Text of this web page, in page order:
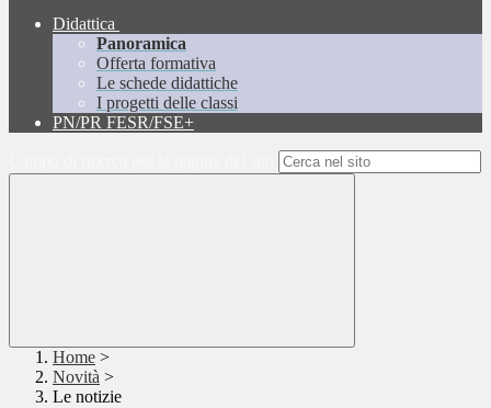
Didattica
Panoramica
Offerta formativa
Le schede didattiche
I progetti delle classi
PN/PR FESR/FSE+
Home >
Novità >
Le notizie